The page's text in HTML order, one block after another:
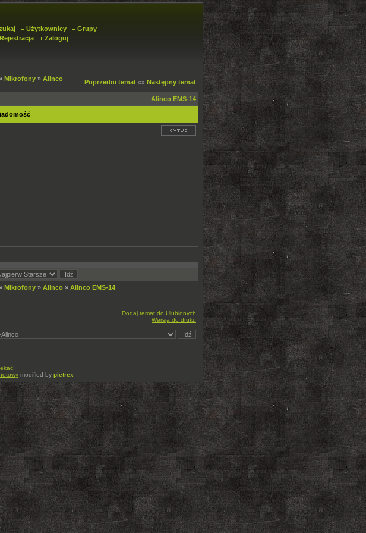
Użytkownicy
Grupy
Rejestracja
Zaloguj
Mikrofony » Alinco
Poprzedni temat «» Następny temat
Alinco EMS-14
Mikrofony » Alinco » Alinco EMS-14
Dodaj temat do Ulubionych
Wersja do druku
modified by pietrex